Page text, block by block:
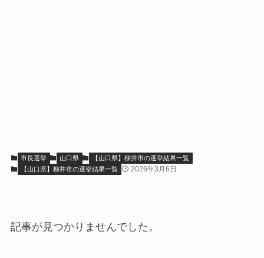
市長選挙 山口県
【山口県】柳井市の選挙結果一覧
【山口県】柳井市の選挙結果一覧
2026年3月6日
記事が見つかりませんでした。